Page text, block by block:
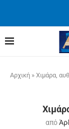
Αρχική » Χιμάρα,
από